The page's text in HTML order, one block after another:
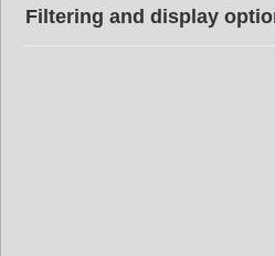
Filtering and display